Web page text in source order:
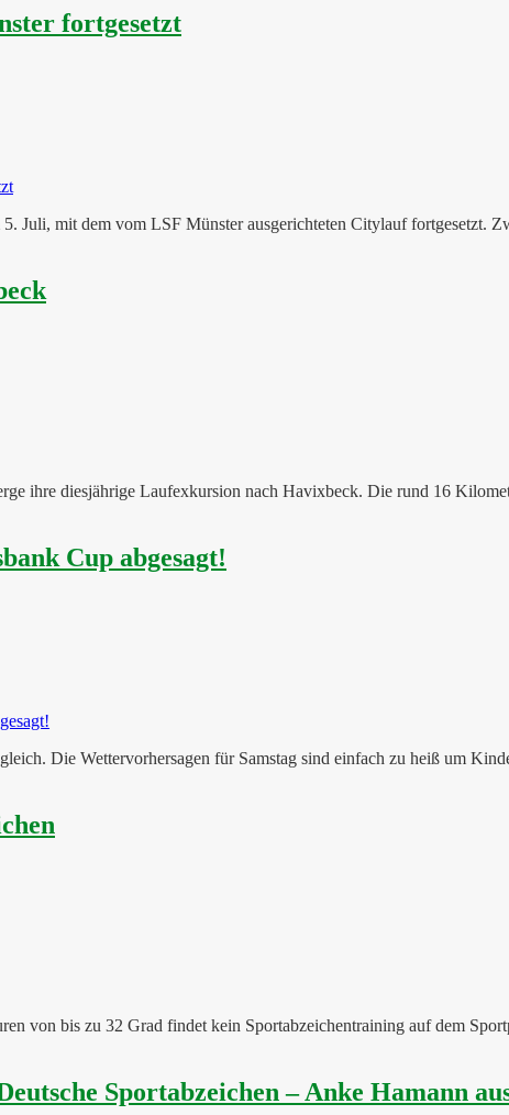
fortgesetzt
Juli, mit dem vom LSF Münster ausgerichteten Citylauf fortgesetzt.
ihre diesjährige Laufexkursion nach Havixbeck. Die rund 16
Cup abgesagt!
Die Wettervorhersagen für Samstag sind einfach zu heiß um
von bis zu 32 Grad findet kein Sportabzeichentraining auf dem
Sportabzeichen – Anke Hamann